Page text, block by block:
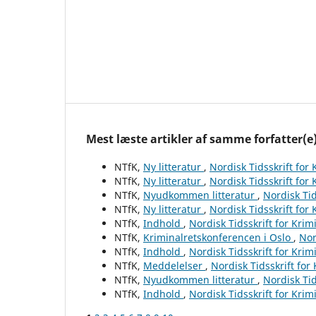
Mest læste artikler af samme
NTfK, Ny litteratur , Nordisk Tidsskrift for
NTfK, Ny litteratur , Nordisk Tidsskrift for
NTfK, Nyudkommen litteratur , Nordisk
NTfK, Ny litteratur , Nordisk Tidsskrift for
NTfK, Indhold , Nordisk Tidsskrift for
NTfK, Kriminalretskonferencen i Oslo ,
NTfK, Indhold , Nordisk Tidsskrift for
NTfK, Meddelelser , Nordisk Tidsskrift for
NTfK, Nyudkommen litteratur , Nordisk
NTfK, Indhold , Nordisk Tidsskrift for